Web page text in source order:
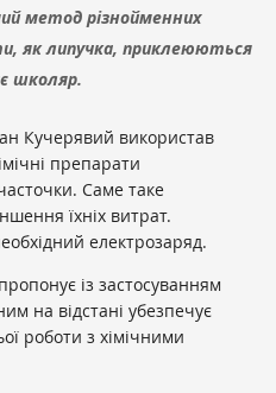
метод різнойменних
як липучка, приклеюються
школяр.
Кучерявий використав
препарати
Саме таке
їхніх витрат.
електрозаряд.
із застосуванням
на відстані убезпечує
роботи з хімічними